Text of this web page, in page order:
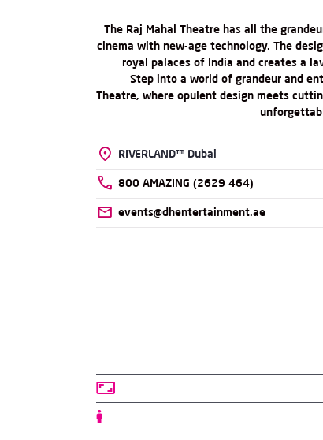
Body
The Raj Mahal Theatre has all the
cinema with new-age technology. The
royal palaces of India and creates a
Step into a world of grandeur and
Theatre, where opulent design meets
Location
RIVERLAND™ Dubai
Phone
800 AMAZING (2629 464)
Email
events@dhentertainment.ae